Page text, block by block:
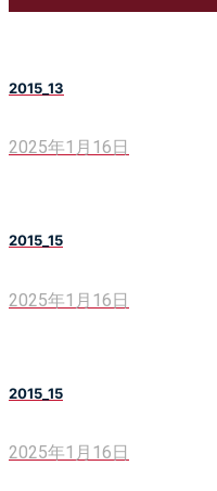
2015_13
2025年1月16日
2015_15
2025年1月16日
2015_15
2025年1月16日